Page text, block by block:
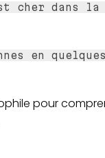
cher dans
en
pour